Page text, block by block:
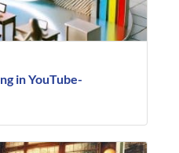
in YouTube-